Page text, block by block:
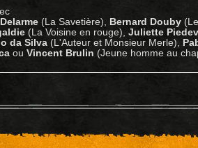
(La Savetière), Bernard Douby
(La Voisine en rouge), Juliette
da Silva (L'Auteur et Monsieur Merle),
ou Vincent Brulin (Jeune homme au